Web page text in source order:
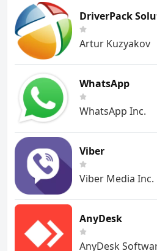
DriverPack
Artur Kuzyakov
WhatsApp
WhatsApp Inc.
Viber
Viber Media Inc.
AnyDesk
AnyDesk